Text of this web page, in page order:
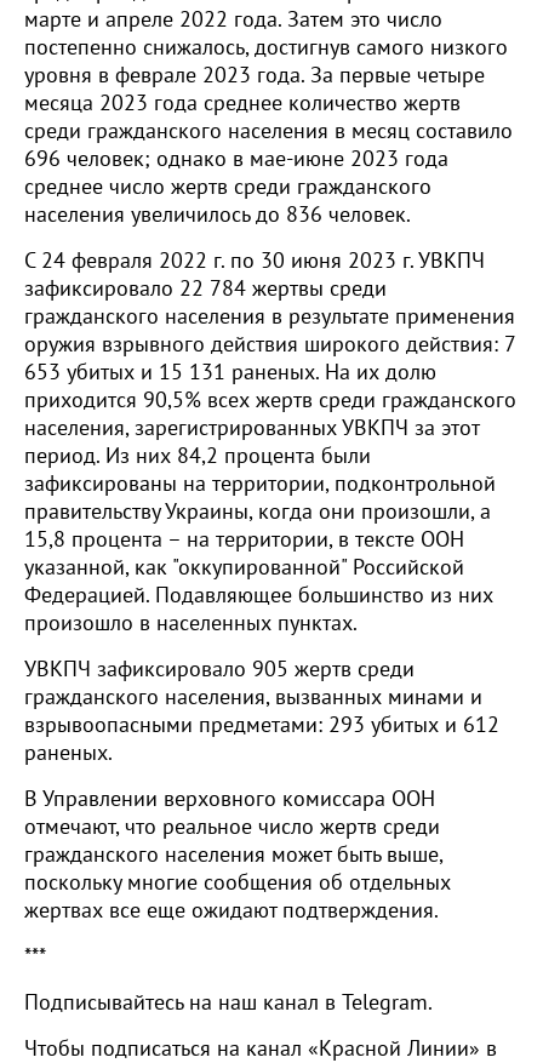
марте и апреле 2022 года. Затем это число
постепенно снижалось, достигнув самого низкого
уровня в феврале 2023 года. За первые четыре
месяца 2023 года среднее количество жертв
среди гражданского населения в месяц составило
696 человек; однако в мае-июне 2023 года
среднее число жертв среди гражданского
населения увеличилось до 836 человек.
С 24 февраля 2022 г. по 30 июня 2023 г. УВКПЧ
зафиксировало 22 784 жертвы среди
гражданского населения в результате применения
оружия взрывного действия широкого действия: 7
653 убитых и 15 131 раненых. На их долю
приходится 90,5% всех жертв среди гражданского
населения, зарегистрированных УВКПЧ за этот
период. Из них 84,2 процента были
зафиксированы на территории, подконтрольной
правительству Украины, когда они произошли, а
15,8 процента – на территории, в тексте ООН
указанной, как "оккупированной" Российской
Федерацией. Подавляющее большинство из них
произошло в населенных пунктах.
УВКПЧ зафиксировало 905 жертв среди
гражданского населения, вызванных минами и
взрывоопасными предметами: 293 убитых и 612
раненых.
В Управлении верховного комиссара ООН
отмечают, что реальное число жертв среди
гражданского населения может быть выше,
поскольку многие сообщения об отдельных
жертвах все еще ожидают подтверждения.
***
Подписывайтесь на наш канал в Telegram.
Чтобы подписаться на канал «Красной Линии» в